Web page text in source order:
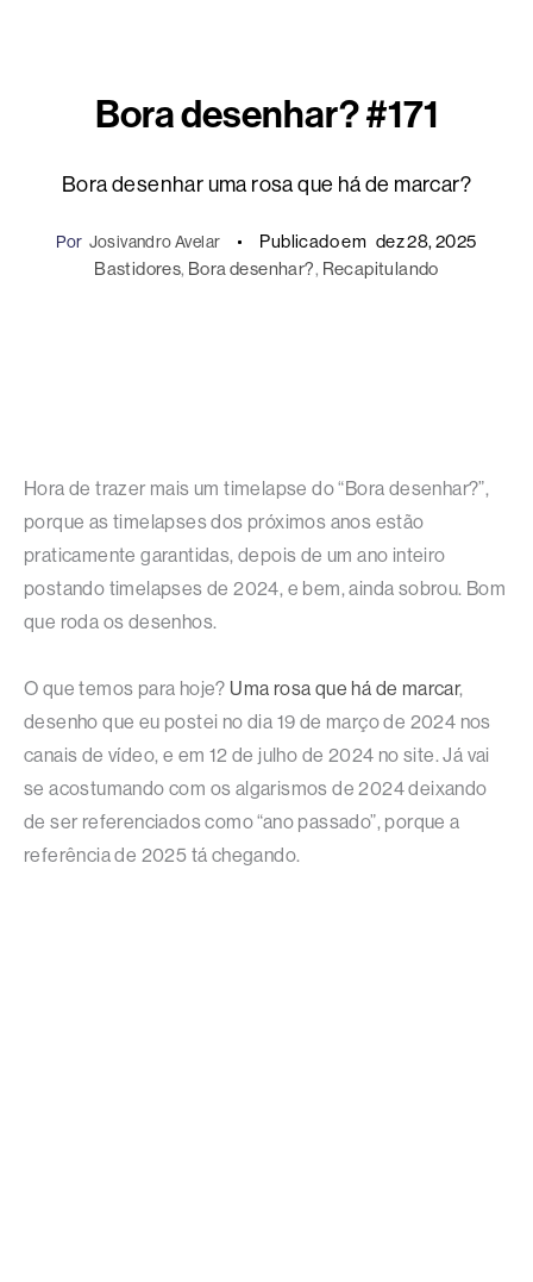
Bora desenhar? #171
Bora desenhar uma rosa que há de marcar?
Por Josivandro Avelar Publicado em dez 28, 2025
Bastidores, Bora desenhar?, Recapitulando
Hora de trazer mais um timelapse do “Bora desenhar?”,
porque as timelapses dos próximos anos estão
praticamente garantidas, depois de um ano inteiro
postando timelapses de 2024, e bem, ainda sobrou. Bom
que roda os desenhos.
O que temos para hoje? Uma rosa que há de marcar,
desenho que eu postei no dia 19 de março de 2024 nos
canais de vídeo, e em 12 de julho de 2024 no site. Já vai
se acostumando com os algarismos de 2024 deixando
de ser referenciados como “ano passado”, porque a
referência de 2025 tá chegando.